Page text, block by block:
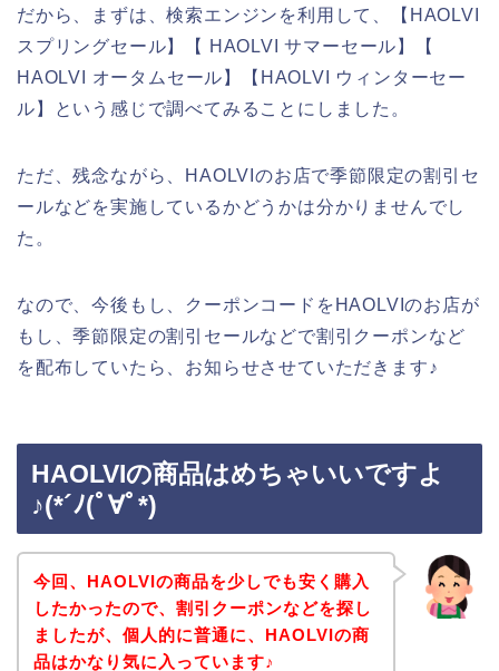
だから、まずは、検索エンジンを利用して、【HAOLVI
スプリングセール】【 HAOLVI サマーセール】【
HAOLVI オータムセール】【HAOLVI ウィンターセー
ル】という感じで調べてみることにしました。
ただ、残念ながら、HAOLVIのお店で季節限定の割引セ
ールなどを実施しているかどうかは分かりませんでし
た。
なので、今後もし、クーポンコードをHAOLVIのお店が
もし、季節限定の割引セールなどで割引クーポンなど
を配布していたら、お知らせさせていただきます♪
HAOLVIの商品はめちゃいいですよ
♪(*´ﾉ(ﾟ∀ﾟ*)
今回、HAOLVIの商品を少しでも安く購入
したかったので、割引クーポンなどを探し
ましたが、個人的に普通に、HAOLVIの商
品はかなり気に入っています♪